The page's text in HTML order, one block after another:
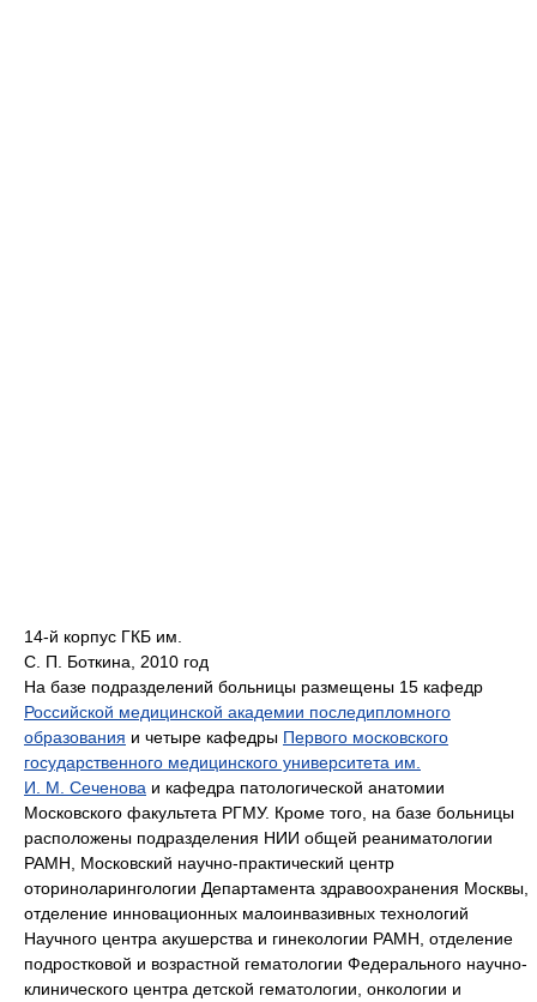
14-й корпус ГКБ им.
С. П. Боткина, 2010 год
На базе подразделений больницы размещены 15 кафедр
Российской медицинской академии последипломного
образования и четыре кафедры Первого московского
государственного медицинского университета им.
И. М. Сеченова и кафедра патологической анатомии
Московского факультета РГМУ. Кроме того, на базе больницы
расположены подразделения НИИ общей реаниматологии
РАМН, Московский научно-практический центр
оториноларингологии Департамента здравоохранения Москвы,
отделение инновационных малоинвазивных технологий
Научного центра акушерства и гинекологии РАМН, отделение
подростковой и возрастной гематологии Федерального научно-
клинического центра детской гематологии, онкологии и